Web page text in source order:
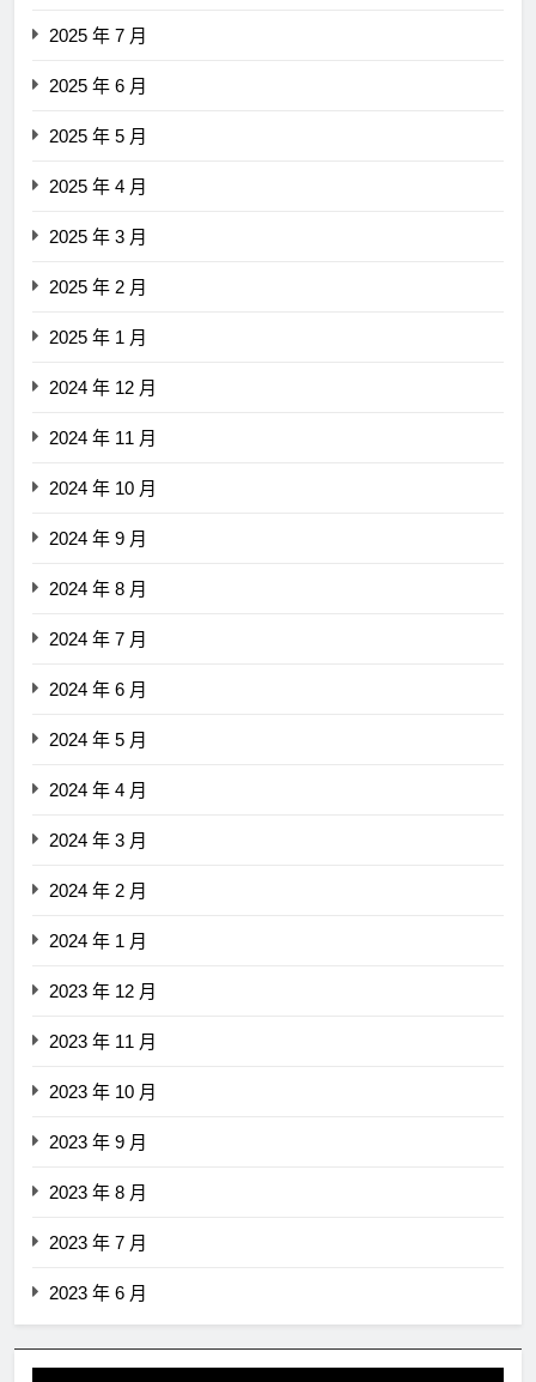
2025 年 7 月
2025 年 6 月
2025 年 5 月
2025 年 4 月
2025 年 3 月
2025 年 2 月
2025 年 1 月
2024 年 12 月
2024 年 11 月
2024 年 10 月
2024 年 9 月
2024 年 8 月
2024 年 7 月
2024 年 6 月
2024 年 5 月
2024 年 4 月
2024 年 3 月
2024 年 2 月
2024 年 1 月
2023 年 12 月
2023 年 11 月
2023 年 10 月
2023 年 9 月
2023 年 8 月
2023 年 7 月
2023 年 6 月